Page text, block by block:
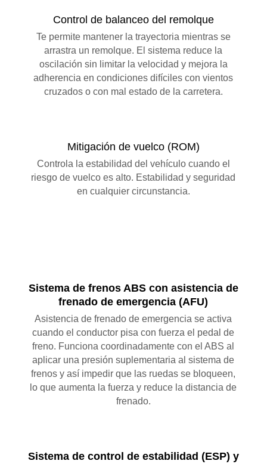
Control de balanceo del remolque
Te permite mantener la trayectoria mientras se
arrastra un remolque. El sistema reduce la
oscilación sin limitar la velocidad y mejora la
adherencia en condiciones difíciles con vientos
cruzados o con mal estado de la carretera.
Mitigación de vuelco (ROM)
Controla la estabilidad del vehículo cuando el
riesgo de vuelco es alto. Estabilidad y seguridad
en cualquier circunstancia.
Sistema de frenos ABS con asistencia de
frenado de emergencia (AFU)
Asistencia de frenado de emergencia se activa
cuando el conductor pisa con fuerza el pedal de
freno. Funciona coordinadamente con el ABS al
aplicar una presión suplementaria al sistema de
frenos y así impedir que las ruedas se bloqueen,
lo que aumenta la fuerza y reduce la distancia de
frenado.
Sistema de control de estabilidad (ESP) y